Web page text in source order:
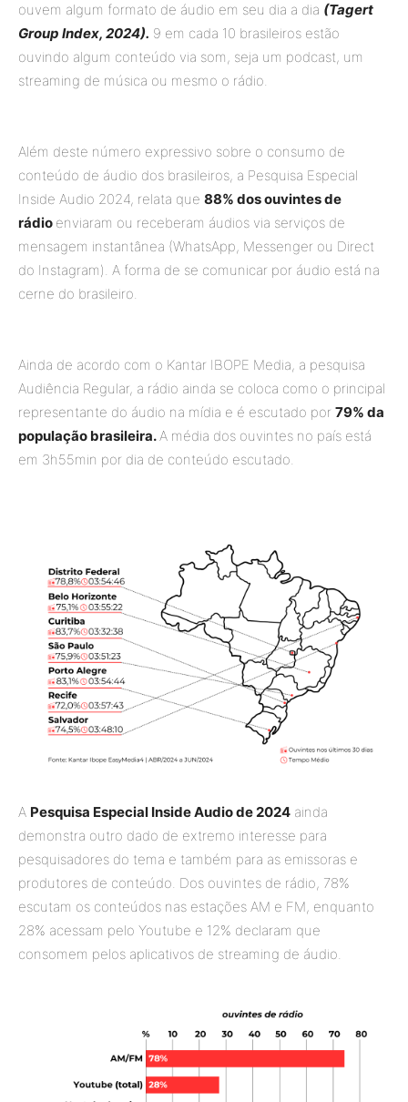
ouvem algum formato de áudio em seu dia a dia (Tagert
Group Index, 2024). 9 em cada 10 brasileiros estão
ouvindo algum conteúdo via som, seja um podcast, um
streaming de música ou mesmo o rádio.
Além deste número expressivo sobre o consumo de
conteúdo de áudio dos brasileiros, a Pesquisa Especial
Inside Audio 2024, relata que 88% dos ouvintes de
rádio enviaram ou receberam áudios via serviços de
mensagem instantânea (WhatsApp, Messenger ou Direct
do Instagram). A forma de se comunicar por áudio está na
cerne do brasileiro.
Ainda de acordo com o Kantar IBOPE Media, a pesquisa
Audiência Regular, a rádio ainda se coloca como o principal
representante do áudio na mídia e é escutado por 79% da
população brasileira.A média dos ouvintes no país está
em 3h55min por dia de conteúdo escutado.
A Pesquisa Especial Inside Audio de 2024 ainda
demonstra outro dado de extremo interesse para
pesquisadores do tema e também para as emissoras e
produtores de conteúdo. Dos ouvintes de rádio, 78%
escutam os conteúdos nas estações AM e FM, enquanto
28% acessam pelo Youtube e 12% declaram que
consomem pelos aplicativos de streaming de áudio.